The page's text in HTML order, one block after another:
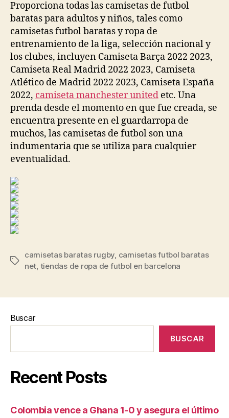
Proporciona todas las camisetas de futbol
baratas para adultos y niños, tales como
camisetas futbol baratas y ropa de
entrenamiento de la liga, selección nacional y
los clubes, incluyen Camiseta Barça 2022 2023,
Camiseta Real Madrid 2022 2023, Camiseta
Atlético de Madrid 2022 2023, Camiseta España
2022, camiseta manchester united etc. Una
prenda desde el momento en que fue creada, se
encuentra presente en el guardarropa de
muchos, las camisetas de futbol son una
indumentaria que se utiliza para cualquier
eventualidad.
Etiquetas
camisetas baratas rugby, camisetas futbol baratas
net, tiendas de ropa de futbol en barcelona
Buscar
BUSCAR
Recent Posts
Colombia vence a Ghana 1-0 y asegura el último